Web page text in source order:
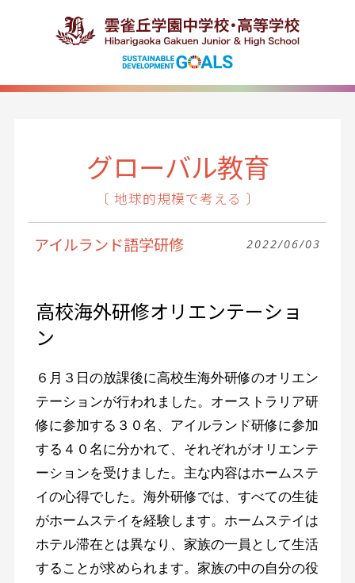
グローバル教育
〔 地球的規模で考える 〕
アイルランド語学研修 2022/06/03
高校海外研修オリエンテーショ
ン
６月３日の放課後に高校生海外研修のオリエン
テーションが行われました。オーストラリア研
修に参加する３０名、アイルランド研修に参加
する４０名に分かれて、それぞれがオリエンテ
ーションを受けました。主な内容はホームステ
イの心得でした。海外研修では、すべての生徒
がホームステイを経験します。ホームステイは
ホテル滞在とは異なり、家族の一員として生活
することが求められます。家族の中の自分の役